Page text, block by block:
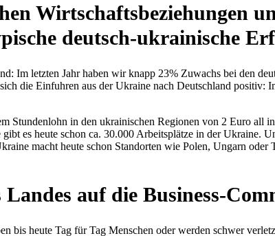
Wirt­schafts­be­zie­hun­gen
deutsch-ukrai­ni­sche
Im letzten Jahr haben wir knapp 23% Zuwachs bei den
die Ein­fuh­ren aus der Ukraine nach Deutsch­land
Stun­den­lohn in den ukrai­ni­schen Regio­nen von 2 Euro all
es heute schon ca. 30.000 Arbeits­plätze in der Ukraine.
macht heute schon Stand­or­ten wie Polen, Ungarn
auf die Busi­ness-
bis heute Tag für Tag Men­schen oder werden schwer